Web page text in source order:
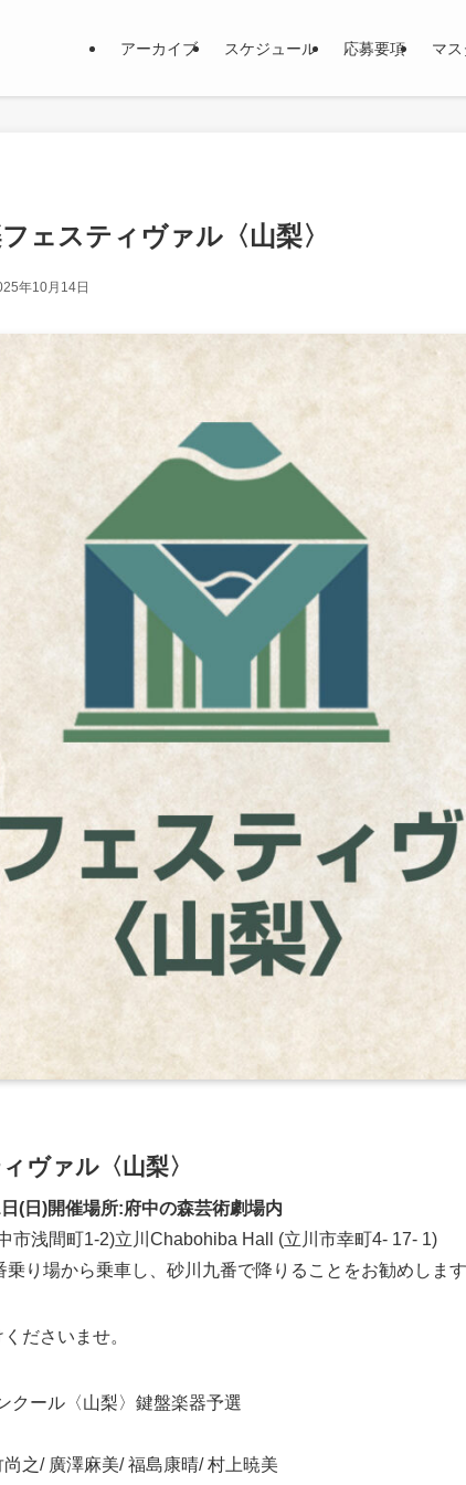
アーカイブ スケジュール 応募要項 マ
ェスティヴァル〈山梨〉
年10月14日
ヴァル〈山梨〉
(日)開催場所:府中の森芸術劇場内
市浅間町1-2)立川Chabohiba Hall (立川市幸町4- 17- 1)
乗り場から乗車し、砂川九番で降りることをお勧めしま
ださいませ。
クール〈山梨〉鍵盤楽器予選
之/ 廣澤麻美/ 福島康晴/ 村上暁美